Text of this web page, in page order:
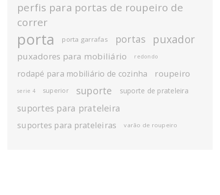
perfis para portas de roupeiro de
correr
porta porta garrafas portas puxador
puxadores para mobiliário redondo
rodapé para mobiliário de cozinha roupeiro
serie 4 superior suporte suporte de prateleira
suportes para prateleira
suportes para prateleiras varão de roupeiro